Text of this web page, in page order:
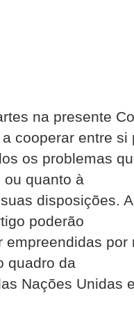
na presente
cooperar entre si
os problemas
ou quanto à
disposições.
poderão
empreendidas
quadro da
Nações Unidas